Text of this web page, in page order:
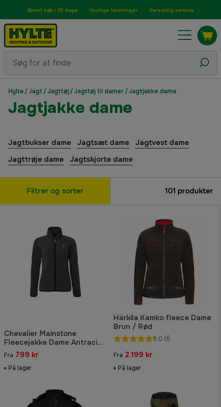
Åbent køb i 30 dage Hurtige leveringer Personlig service
Hylte /Jagt /Jagttøj /Jagttøj til damer/Jagtjakke dame
Jagtjakke dame
Jagtbukser dame Jagtsæt dame
Jagtvest dame
Jagttrøje dame
Jagtskjorte dame
Filtrer og sorter 101 produkter
Chevalier Mainstone
Fleecejakke Dame Antracit
w Black
Fra 799 kr
På lager
Härkila Kamko fleece Dame
Brun / Rød
5.0 (1)
Fra 2.199 kr
På lager